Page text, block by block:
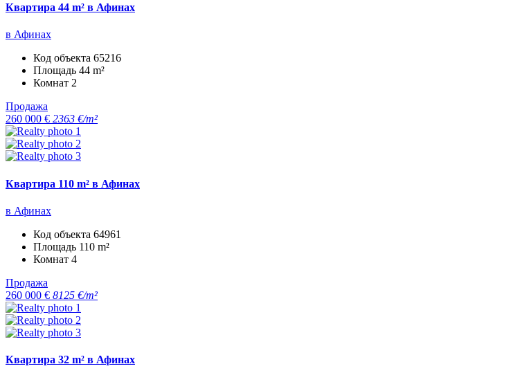
Квартира 44 m² в Афинах
в Афинах
Код объекта 65216
Площадь 44 m²
Комнат 2
Продажа
260 000 € 2363 €/m²
Квартира 110 m² в Афинах
в Афинах
Код объекта 64961
Площадь 110 m²
Комнат 4
Продажа
260 000 € 8125 €/m²
Квартира 32 m² в Афинах